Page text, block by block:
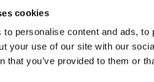
cookies
to personalise content and ads,
your use of our site with our
that you’ve provided to them or